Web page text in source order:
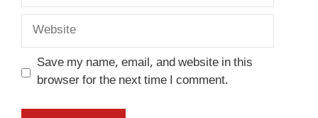
Website
Save my name, email, and website in this
browser for the next time I comment.